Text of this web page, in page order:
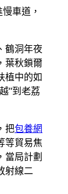
車道，
洞年夜
葉秋鎖爾
植中的如
”到老荔
把包養網
等貿易焦
當局計劃
射線二